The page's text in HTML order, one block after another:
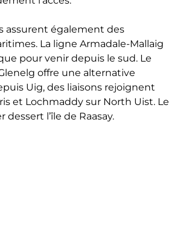
assurent également des
La ligne Armadale-Mallaig
pour venir depuis le sud. Le
offre une alternative
Uig, des liaisons rejoignent
et Lochmaddy sur North Uist. Le
dessert l’île de Raasay.